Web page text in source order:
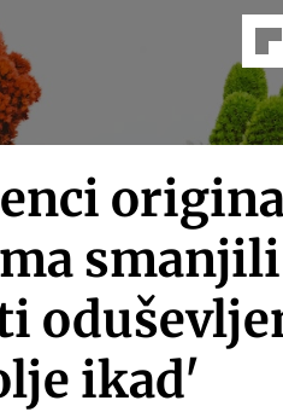
ikad'